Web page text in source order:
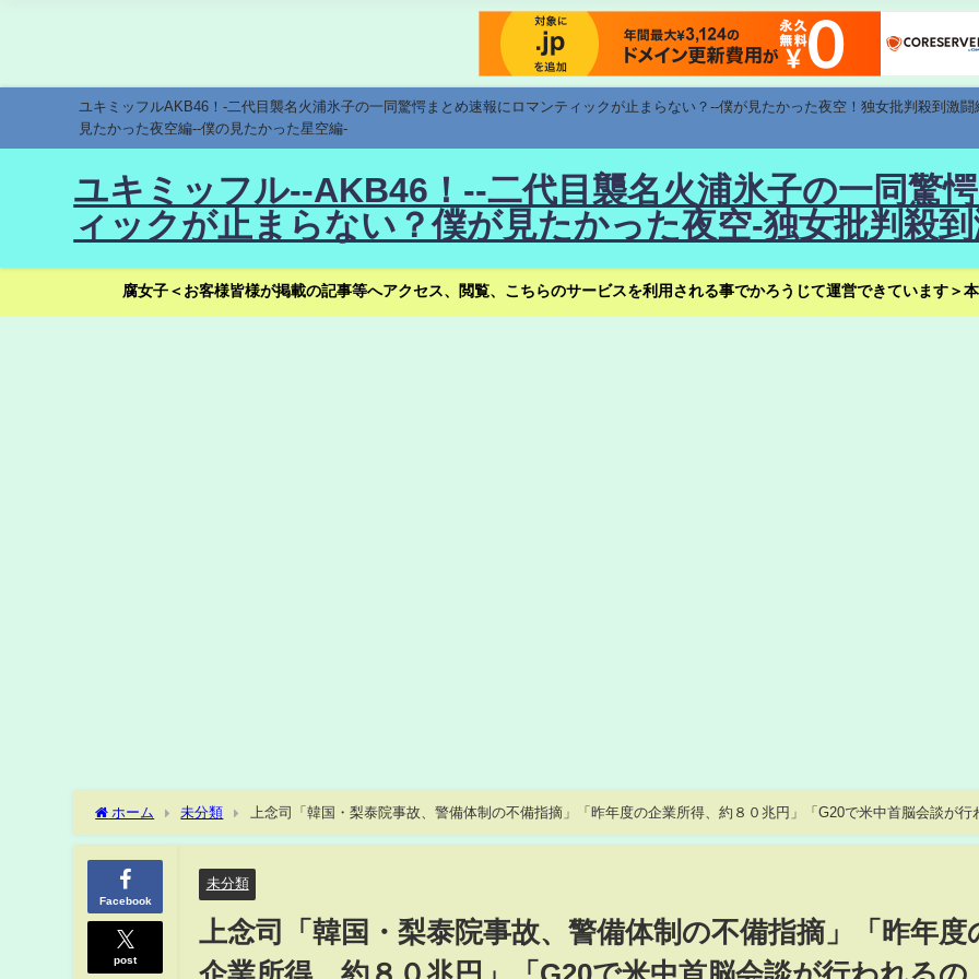
ユキミッフルAKB46！-二代目襲名火浦氷子の一同驚愕まとめ速報にロマンティックが止まらない？--僕が見たかった夜空！独女批判殺到激
見たかった夜空編--僕の見たかった星空編-
ユキミッフル--AKB46！--二代目襲名火浦氷子の一同驚
ィックが止まらない？僕が見たかった夜空-独女批判殺
腐女子＜お客様皆様が掲載の記事等へアクセス、閲覧、こちらのサービスを利用される事でかろうじて運営できています＞
ホーム 未分類
上念司「韓国・梨泰院事故、警備体制の不備指摘」「昨年度の企業所得、約８０兆円」「G20で米中首脳会談が行
るのか？」「政治系YouTuberが群雄割拠」１１月１日
Facebook
post
未分類
上念司「韓国・梨泰院事故、警備体制の不備指摘」「昨年度